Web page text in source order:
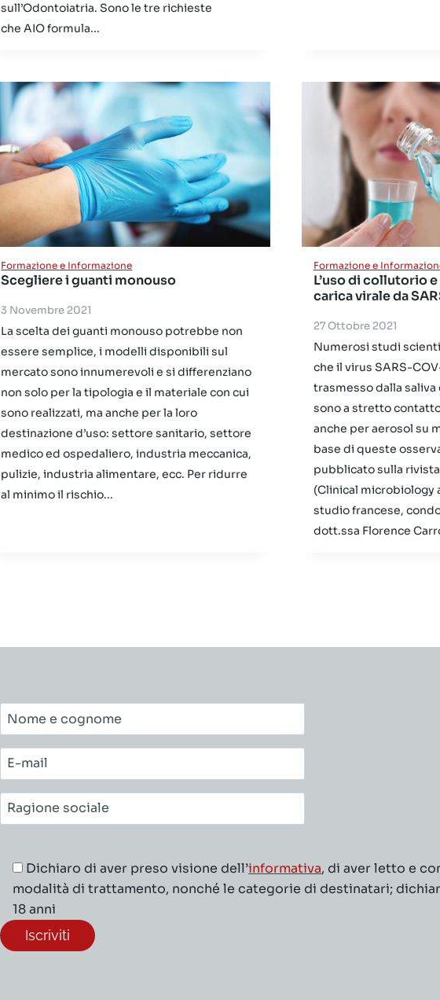
sull’Odontoiatria. Sono le tre richieste
che AIO formula...
Formazione e Informazione
Scegliere i guanti monouso
3 Novembre 2021
La scelta dei guanti monouso potrebbe non
essere semplice, i modelli disponibili sul
mercato sono innumerevoli e si differenziano
non solo per la tipologia e il materiale con cui
sono realizzati, ma anche per la loro
destinazione d’uso: settore sanitario, settore
medico ed ospedaliero, industria meccanica,
pulizie, industria alimentare, ecc. Per ridurre
al minimo il rischio...
Formazione e
L’uso di collutorio
carica virale da
27 Ottobre 2021
Numerosi studi
che il virus SARS-
trasmesso dalla
sono a stretto
anche per aerosol su
base di queste
pubblicato sulla
(Clinical microbiology
studio francese,
dott.ssa Florence
Nome
e
cognome*
E-
mail*
Ragione
sociale*
Dichiaro di aver preso visione dell’informativa, di aver letto e
modalità di trattamento, nonché le categorie di destinatari;
18 anni